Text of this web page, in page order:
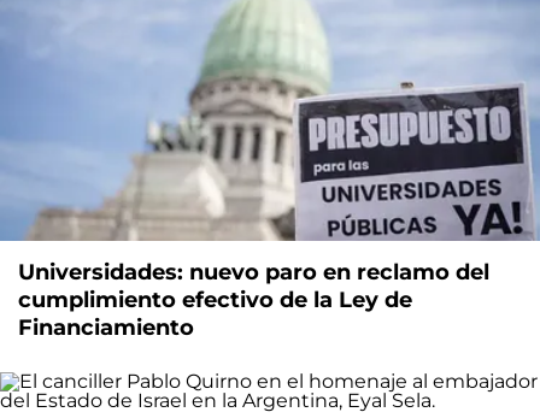
Universidades: nuevo paro en reclamo del
cumplimiento efectivo de la Ley de
Financiamiento